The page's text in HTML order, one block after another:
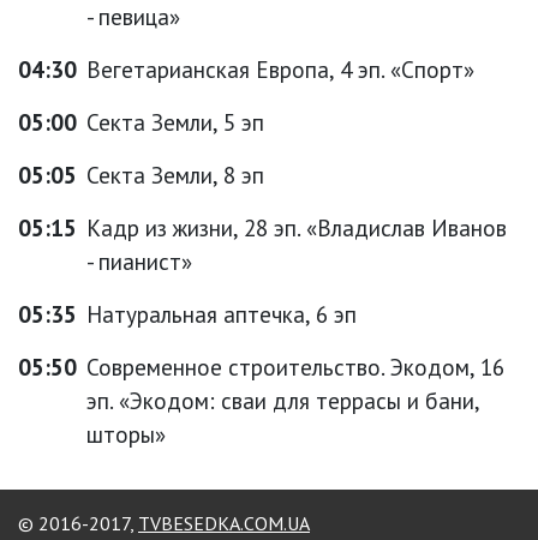
- певица»
04:30 Вегетарианская Европа, 4 эп. «Спорт»
05:00 Секта Земли, 5 эп
05:05 Секта Земли, 8 эп
05:15 Кадр из жизни, 28 эп. «Владислав Иванов
- пианист»
05:35 Натуральная аптечка, 6 эп
05:50 Современное строительство. Экодом, 16
эп. «Экодом: сваи для террасы и бани,
шторы»
© 2016-2017, TVBESEDKA.COM.UA